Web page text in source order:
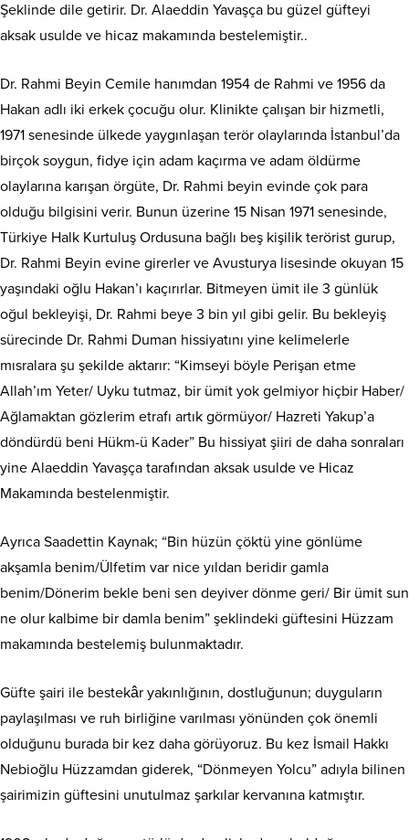
Şeklinde dile getirir. Dr. Alaeddin Yavaşça bu güzel güfteyi
aksak usulde ve hicaz makamında bestelemiştir..
Dr. Rahmi Beyin Cemile hanımdan 1954 de Rahmi ve 1956 da
Hakan adlı iki erkek çocuğu olur. Klinikte çalışan bir hizmetli,
1971 senesinde ülkede yaygınlaşan terör olaylarında İstanbul’da
birçok soygun, fidye için adam kaçırma ve adam öldürme
olaylarına karışan örgüte, Dr. Rahmi beyin evinde çok para
olduğu bilgisini verir. Bunun üzerine 15 Nisan 1971 senesinde,
Türkiye Halk Kurtuluş Ordusuna bağlı beş kişilik terörist gurup,
Dr. Rahmi Beyin evine girerler ve Avusturya lisesinde okuyan 15
yaşındaki oğlu Hakan’ı kaçırırlar. Bitmeyen ümit ile 3 günlük
oğul bekleyişi, Dr. Rahmi beye 3 bin yıl gibi gelir. Bu bekleyiş
sürecinde Dr. Rahmi Duman hissiyatını yine kelimelerle
mısralara şu şekilde aktarır: “Kimseyi böyle Perişan etme
Allah’ım Yeter/ Uyku tutmaz, bir ümit yok gelmiyor hiçbir Haber/
Ağlamaktan gözlerim etrafı artık görmüyor/ Hazreti Yakup’a
döndürdü beni Hükm-ü Kader” Bu hissiyat şiiri de daha sonraları
yine Alaeddin Yavaşça tarafından aksak usulde ve Hicaz
Makamında bestelenmiştir.
Ayrıca Saadettin Kaynak; “Bin hüzün çöktü yine gönlüme
akşamla benim/Ülfetim var nice yıldan beridir gamla
benim/Dönerim bekle beni sen deyiver dönme geri/ Bir ümit sun
ne olur kalbime bir damla benim” şeklindeki güftesini Hüzzam
makamında bestelemiş bulunmaktadır.
Güfte şairi ile bestekâr yakınlığının, dostluğunun; duyguların
paylaşılması ve ruh birliğine varılması yönünden çok önemli
olduğunu burada bir kez daha görüyoruz. Bu kez İsmail Hakkı
Nebioğlu Hüzzamdan giderek, “Dönmeyen Yolcu” adıyla bilinen
şairimizin güftesini unutulmaz şarkılar kervanına katmıştır.